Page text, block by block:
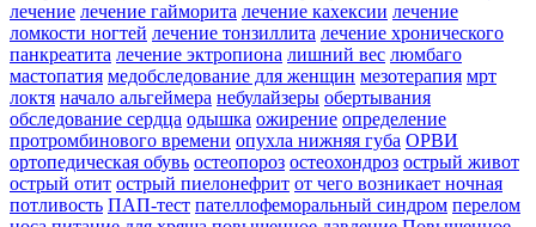
лечение лечение гайморита лечение кахексии лечение
ломкости ногтей лечение тонзиллита лечение хронического
панкреатита лечение эктропиона лишний вес люмбаго
мастопатия медобследование для женщин мезотерапия мрт
локтя начало альгеймера небулайзеры обертывания
обследование сердца одышка ожирение определение
протромбинового времени опухла нижняя губа ОРВИ
ортопедическая обувь остеопороз остеохондроз острый живот
острый отит острый пиелонефрит от чего возникает ночная
потливость ПАП-тест пателлофеморальный синдром перелом